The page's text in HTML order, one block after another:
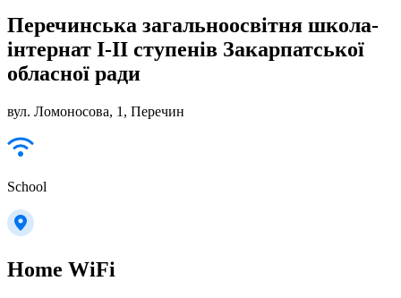
Перечинська загальноосвітня школа-
інтернат І-ІІ ступенів Закарпатської
обласної ради
вул. Ломоносова, 1, Перечин
School
Home WiFi